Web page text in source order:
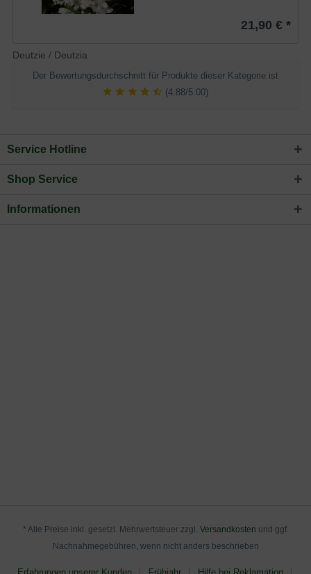
21,90 € *
Deutzie / Deutzia
Der Bewertungsdurchschnitt für Produkte dieser Kategorie ist
(4.88/5.00)
Service Hotline
Shop Service
Informationen
* Alle Preise inkl. gesetzl. Mehrwertsteuer zzgl. Versandkosten und ggf.
Nachnahmegebühren, wenn nicht anders beschrieben